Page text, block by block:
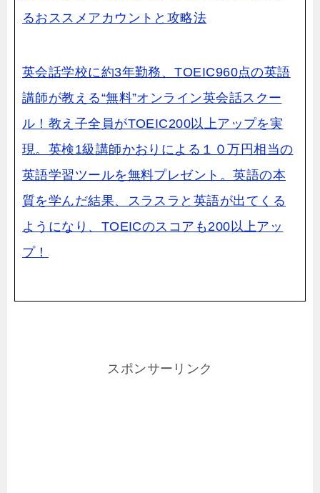
るおススメアカウントと攻略法
英会話学校に約3年勤務、TOEIC960点の英語
講師が教える“無料”オンライン英会話スクー
ル！教え子全員がTOEIC200以上アップを実
現。英検1級講師かおりによる１０万円相当の
英語学習ツールを無料プレゼント。英語の本
質を学んだ結果、スラスラと英語が出てくる
ようになり、TOEICのスコアも200以上アッ
プ！
スポンサーリンク